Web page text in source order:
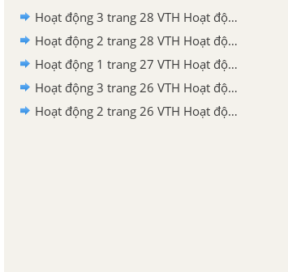
Hoạt động 3 trang 28 VTH Hoạt động trải nghiệm 2 – Cánh diều
Hoạt động 2 trang 28 VTH Hoạt động trải nghiệm 2 – Cánh diều
Hoạt động 1 trang 27 VTH Hoạt động trải nghiệm 2 – Cánh diều
Hoạt động 3 trang 26 VTH Hoạt động trải nghiệm 2 – Cánh diều
Hoạt động 2 trang 26 VTH Hoạt động trải nghiệm 2 – Cánh diều